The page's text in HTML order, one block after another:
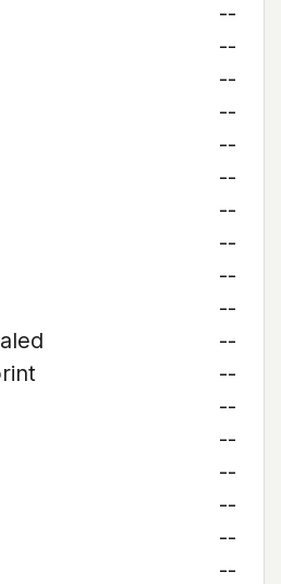
--
--
--
--
--
--
--
--
--
--
--
--
--
--
--
--
--
--